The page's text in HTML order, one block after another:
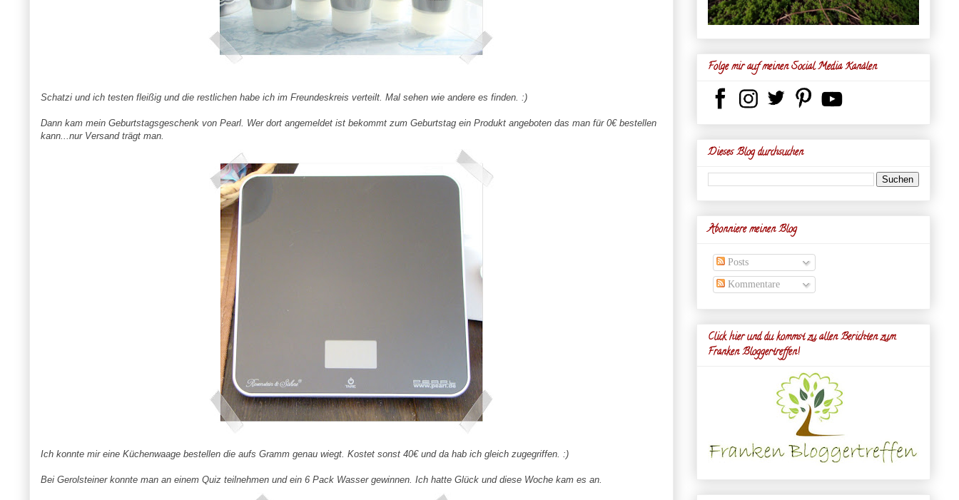
Schatzi und ich testen fleißig und die restlichen habe ich im Freundeskreis verteilt. Mal sehen wie andere es finden. :)
Dann kam mein Geburtstagsgeschenk von Pearl. Wer dort angemeldet ist bekommt zum Geburtstag ein Produkt angeboten das man für 0€ bestellen
kann...nur Versand trägt man.
Ich konnte mir eine Küchenwaage bestellen die aufs Gramm genau wiegt. Kostet sonst 40€ und da hab ich gleich zugegriffen. :)
Bei Gerolsteiner konnte man an einem Quiz teilnehmen und ein 6 Pack Wasser gewinnen. Ich hatte Glück und diese Woche kam es an.
Folge mir auf meinen Social Media Kanälen
Dieses Blog durchsuchen
Abonniere meinen Blog
Posts
Kommentare
Click hier und du kommst zu allen Berichten zum
Franken Bloggertreffen!